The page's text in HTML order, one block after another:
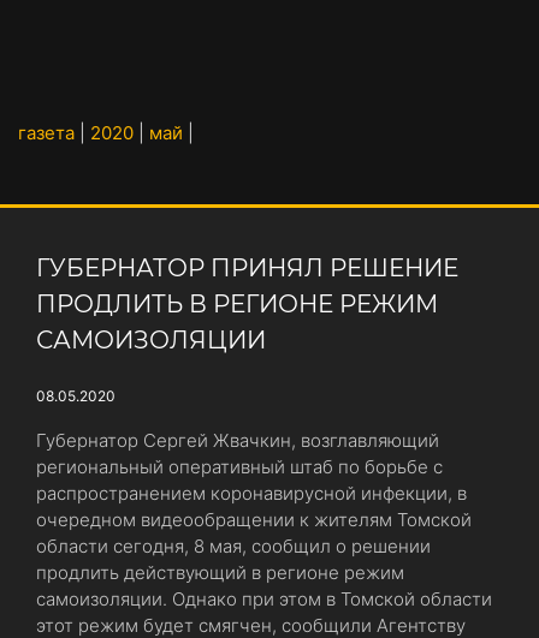
газета 2020 май
ГУБЕРНАТОР ПРИНЯЛ РЕШЕНИЕ
ПРОДЛИТЬ В РЕГИОНЕ РЕЖИМ
САМОИЗОЛЯЦИИ
08.05.2020
Губернатор Сергей Жвачкин, возглавляющий
региональный оперативный штаб по борьбе с
распространением коронавирусной инфекции, в
очередном видеообращении к жителям Томской
области сегодня, 8 мая, сообщил о решении
продлить действующий в регионе режим
самоизоляции. Однако при этом в Томской области
этот режим будет смягчен, сообщили Агентству